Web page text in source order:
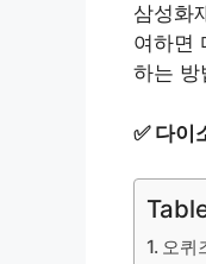
삼성화
여하면
하는 방
✅ 다이
오퀴